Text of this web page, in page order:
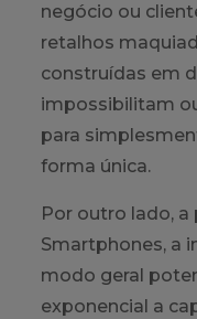
negócio ou
retalhos
construídas em
impossibilitam
para
forma única.
Por outro lado,
Smartphones, a
modo geral
exponencial a